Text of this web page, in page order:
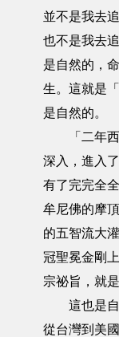
並不是我去
也不是我去
是自然的，
生。這就是
是自然的。
「二年西
深入，進入
有了完完全
牟尼佛的摩
的五智流大
冠聖冕金剛
宗祕旨，就
這也是自
從台灣到美